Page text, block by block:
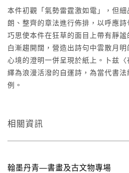
本件初觀「氣勢雷霆激如電」，但
朗、整齊的章法進行佈排，以呼應
巧思使本件在狂草的面目上帶有靜
白漸趨開闊，營造出詩句中雲散月
心境的澄明一併呈現於紙上。卜兹
繹為浪漫活潑的自運詩，為當代書
例。
相關資訊
翰墨丹青—書畫及古文物專場